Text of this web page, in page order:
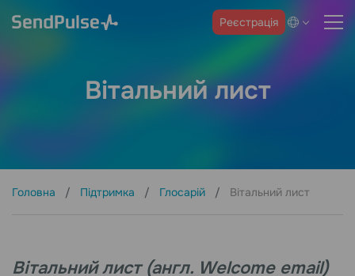
Реєстрація
Вітальний лист
Головна Підтримка Глосарій Вітальний лист
Вітальний лист (англ. Welcome email)